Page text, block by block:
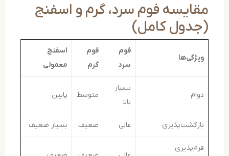
فوم سرد، گرم و اسفنج
کامل)
فوم
گرم
اسفنج
معمولی
متوسط پایین
ضعیف بسیار ضعیف